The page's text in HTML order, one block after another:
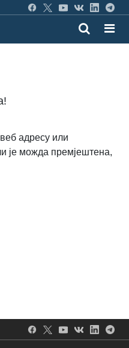
адресу или
је можда премјештена,